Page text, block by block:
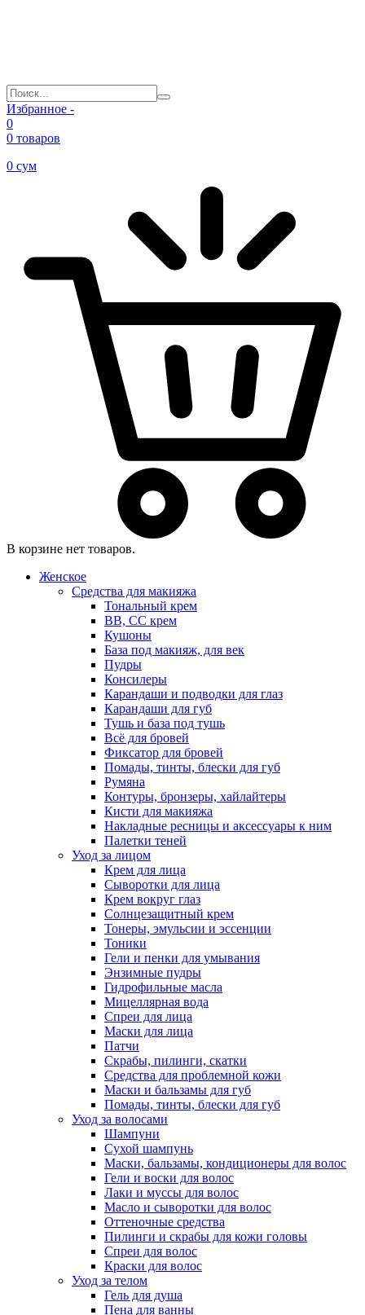
Избранное -
0
0 товаров
0 сум
В корзине нет товаров.
Женское
Средства для макияжа
Тональный крем
BB, CC крем
Кушоны
База под макияж, для век
Пудры
Консилеры
Карандаши и подводки для глаз
Карандаши для губ
Тушь и база под тушь
Всё для бровей
Фиксатор для бровей
Помады, тинты, блески для губ
Румяна
Контуры, бронзеры, хайлайтеры
Кисти для макияжа
Накладные ресницы и аксессуары к ним
Палетки теней
Уход за лицом
Крем для лица
Сыворотки для лица
Крем вокруг глаз
Солнцезащитный крем
Тонеры, эмульсии и эссенции
Тоники
Гели и пенки для умывания
Энзимные пудры
Гидрофильные масла
Мицеллярная вода
Спреи для лица
Маски для лица
Патчи
Скрабы, пилинги, скатки
Средства для проблемной кожи
Маски и бальзамы для губ
Помады, тинты, блески для губ
Уход за волосами
Шампуни
Сухой шампунь
Маски, бальзамы, кондиционеры для волос
Гели и воски для волос
Лаки и муссы для волос
Масло и сыворотки для волос
Оттеночные средства
Пилинги и скрабы для кожи головы
Спреи для волос
Краски для волос
Уход за телом
Гель для душа
Пена для ванны